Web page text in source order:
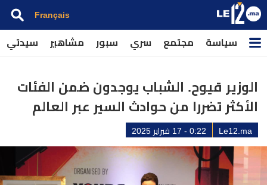
Français
سياسة مجتمع سري سبور مشاهير سيدتي
الوزير قيوح. الشباب يوجدون ضمن الفئات
الأكثر تضررا من حوادث السير عبر العالم
Le12.ma 0:22 - 17 فبراير 2025